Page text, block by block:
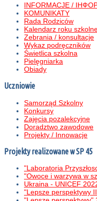
INFORMACJE /
KOMUNIKATY
Rada Rodziców
Kalendarz roku
Zebrania / konsultacje
Wykaz podręczników
Świetlica szkolna
Pielęgniarka
Obiady
Uczniowie
Samorząd Szkolny
Konkursy
Zajęcia pozalekcyjne
Doradztwo zawodowe
Projekty / Innowacje
Projekty realizowane w SP 45
"Laboratoria
"Owoce i warzywa w
Ukraina - UNICEF
"Lepsze perspektywy